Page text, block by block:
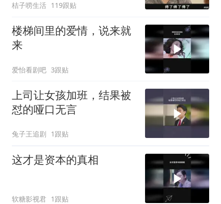
桔子唠生活 119跟贴
楼梯间里的爱情，说来就
来
爱怡看剧吧 3跟贴
上司让女孩加班，结果被
怼的哑口无言
兔子王追剧 1跟贴
这才是资本的真相
软糖影视君 1跟贴